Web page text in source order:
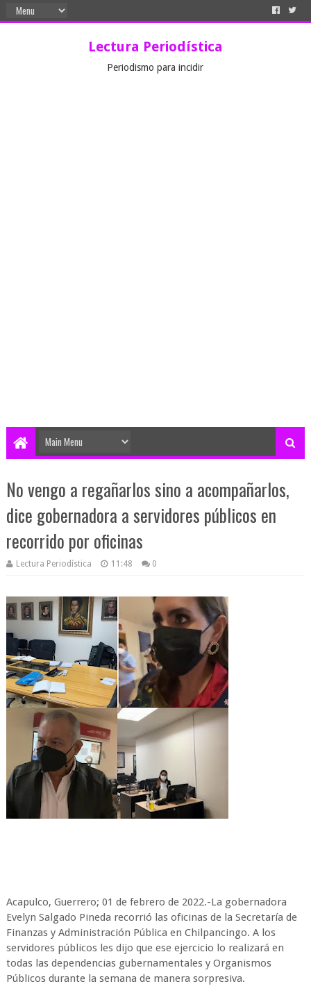
Lectura Periodística
Periodismo para incidir
No vengo a regañarlos sino a acompañarlos,
dice gobernadora a servidores públicos en
recorrido por oficinas
Lectura Periodística 11:48 0
Acapulco, Guerrero; 01 de febrero de 2022.-La gobernadora
Evelyn Salgado Pineda recorrió las oficinas de la Secretaría de
Finanzas y Administración Pública en Chilpancingo. A los
servidores públicos les dijo que ese ejercicio lo realizará en
todas las dependencias gubernamentales y Organismos
Públicos durante la semana de manera sorpresiva.